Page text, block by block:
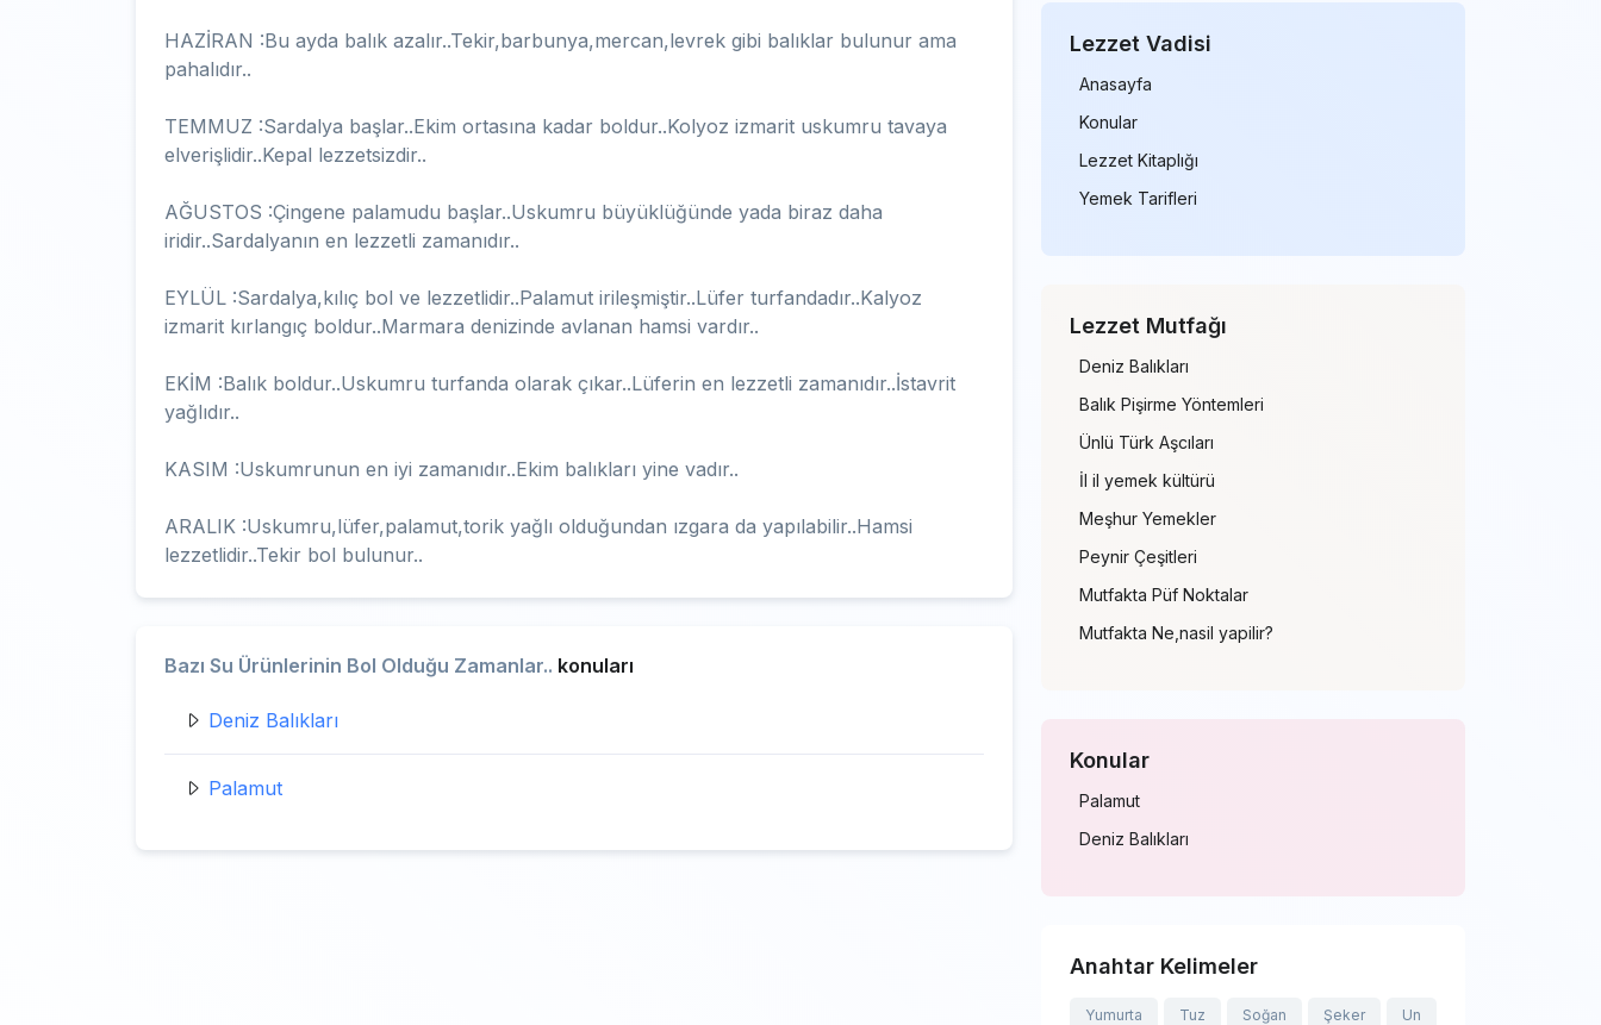
HAZİRAN :Bu ayda balık azalır..Tekir,barbunya,mercan,levrek gibi balıklar bulunur ama
pahalıdır..
TEMMUZ :Sardalya başlar..Ekim ortasına kadar boldur..Kolyoz izmarit uskumru tavaya
elverişlidir..Kepal lezzetsizdir..
AĞUSTOS :Çingene palamudu başlar..Uskumru büyüklüğünde yada biraz daha
iridir..Sardalyanın en lezzetli zamanıdır..
EYLÜL :Sardalya,kılıç bol ve lezzetlidir..Palamut irileşmiştir..Lüfer turfandadır..Kalyoz
izmarit kırlangıç boldur..Marmara denizinde avlanan hamsi vardır..
EKİM :Balık boldur..Uskumru turfanda olarak çıkar..Lüferin en lezzetli zamanıdır..İstavrit
yağlıdır..
KASIM :Uskumrunun en iyi zamanıdır..Ekim balıkları yine vadır..
ARALIK :Uskumru,lüfer,palamut,torik yağlı olduğundan ızgara da yapılabilir..Hamsi
lezzetlidir..Tekir bol bulunur..
Bazı Su Ürünlerinin Bol Olduğu Zamanlar.. konuları
Deniz Balıkları
Palamut
Lezzet Vadisi
Anasayfa
Konular
Lezzet Kitaplığı
Yemek Tarifleri
Lezzet Mutfağı
Deniz Balıkları
Balık Pişirme Yöntemleri
Ünlü Türk Aşcıları
İl il yemek kültürü
Meşhur Yemekler
Peynir Çeşitleri
Mutfakta Püf Noktalar
Mutfakta Ne,nasil yapilir?
Konular
Palamut
Deniz Balıkları
Anahtar Kelimeler
Yumurta Tuz Soğan Şeker Un